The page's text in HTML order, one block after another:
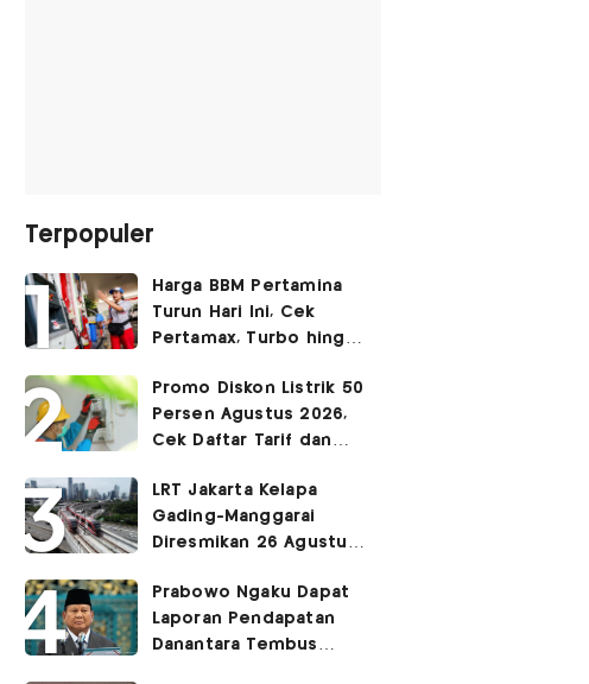
Terpopuler
Harga BBM Pertamina
Turun Hari Ini, Cek
Pertamax, Turbo hingga
2026
Promo Diskon Listrik 50
Persen Agustus 2026,
Cek Daftar Tarif dan
LRT Jakarta Kelapa
Gading-Manggarai
Diresmikan 26 Agustus
Prabowo Ngaku Dapat
Laporan Pendapatan
Danantara Tembus